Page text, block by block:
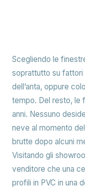
Scegliendo le
soprattutto su
dell’anta, oppure
tempo. Del resto, le
anni. Nessuno
neve al momento
brutte dopo alcuni
Visitando gli
venditore che una
profili in PVC in una